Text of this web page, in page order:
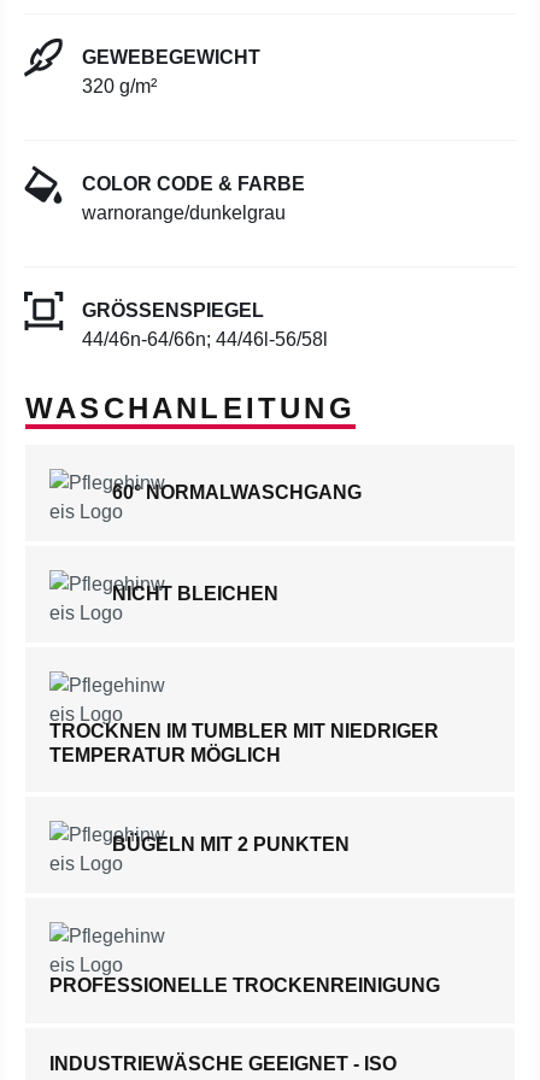
GEWEBEGEWICHT
320 g/m²
COLOR CODE & FARBE
warnorange/dunkelgrau
GRÖSSENSPIEGEL
44/46n-64/66n; 44/46l-56/58l
WASCHANLEITUNG
60° NORMALWASCHGANG
NICHT BLEICHEN
TROCKNEN IM TUMBLER MIT NIEDRIGER
TEMPERATUR MÖGLICH
BÜGELN MIT 2 PUNKTEN
PROFESSIONELLE TROCKENREINIGUNG
INDUSTRIEWÄSCHE GEEIGNET - ISO